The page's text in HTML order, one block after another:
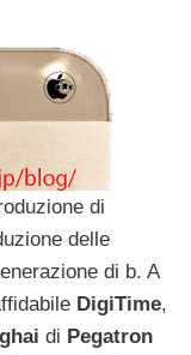
di
delle
di b. A
DigiTime,
di Pegatron